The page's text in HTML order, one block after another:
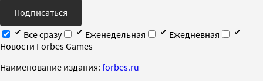
Подписаться
Все сразу
Еженедельная
Ежедневная
Новости Forbes Games
Наименование издания: forbes.ru